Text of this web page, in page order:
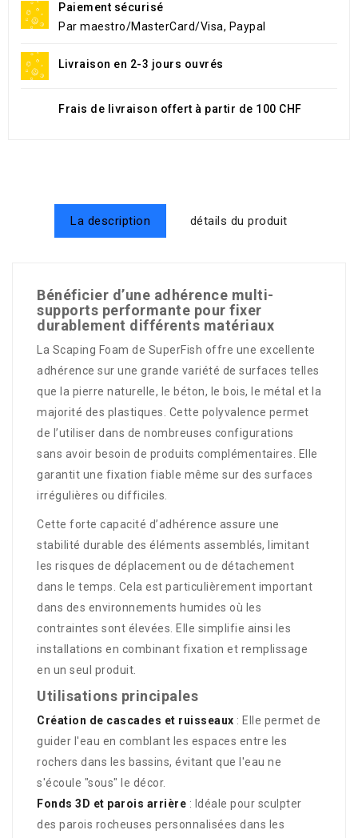
Paiement sécurisé
Par maestro/MasterCard/Visa, Paypal
Livraison en 2-3 jours ouvrés
Frais de livraison offert à partir de 100 CHF
La description détails du produit
Bénéficier d’une adhérence multi-
supports performante pour fixer
durablement différents matériaux
La Scaping Foam de SuperFish offre une excellente
adhérence sur une grande variété de surfaces telles
que la pierre naturelle, le béton, le bois, le métal et la
majorité des plastiques. Cette polyvalence permet
de l’utiliser dans de nombreuses configurations
sans avoir besoin de produits complémentaires. Elle
garantit une fixation fiable même sur des surfaces
irrégulières ou difficiles.
Cette forte capacité d’adhérence assure une
stabilité durable des éléments assemblés, limitant
les risques de déplacement ou de détachement
dans le temps. Cela est particulièrement important
dans des environnements humides où les
contraintes sont élevées. Elle simplifie ainsi les
installations en combinant fixation et remplissage
en un seul produit.
Utilisations principales
Création de cascades et ruisseaux : Elle permet de
guider l'eau en comblant les espaces entre les
rochers dans les bassins, évitant que l'eau ne
s'écoule "sous" le décor.
Fonds 3D et parois arrière : Idéale pour sculpter
des parois rocheuses personnalisées dans les